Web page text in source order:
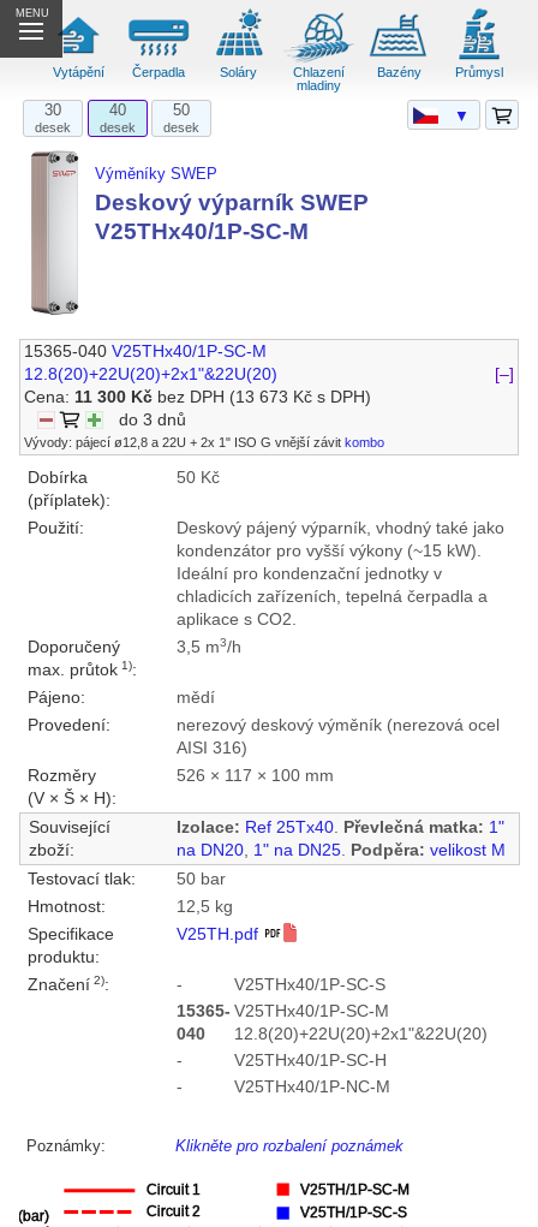
MENU
Vytápění Čerpadla Soláry
Chlazení
mladiny
Bazény Průmysl
30
desek
40
desek
50
desek
Výměníky SWEP
Deskový výparník SWEP
V25THx40/1P-SC-M
15365-040 V25THx40/1P-SC-M
12.8(20)+22U(20)+2x1"&22U(20)
[–]
Cena: 11 300 Kč bez DPH (13 673 Kč s DPH)
do 3 dnů
Vývody: pájecí ø12,8 a 22U + 2x 1" ISO G vnější závitkombo
Dobírka
(příplatek):
50 Kč
Použití:
Deskový pájený výparník, vhodný také jako
kondenzátor pro vyšší výkony (~15 kW).
Ideální pro kondenzační jednotky v
chladicích zařízeních, tepelná čerpadla a
aplikace s CO2.
Doporučený
max. průtok1):
3,5 m3/h
Pájeno:
mědí
Provedení:
nerezový deskový výměník (nerezová ocel
AISI 316)
Rozměry
(V × Š × H):
526 × 117 × 100 mm
Související
zboží:
Izolace: Ref 25Tx40. Převlečná matka: 1"
na DN20, 1" na DN25. Podpěra: velikost M
Testovací tlak:
50 bar
Hmotnost:
12,5 kg
Specifikace
produktu:
V25TH.pdf
Značení2): -
V25THx40/1P-SC-S
15365-
040
V25THx40/1P-SC-M
12.8(20)+22U(20)+2x1"&22U(20)
-
V25THx40/1P-SC-H
-
V25THx40/1P-NC-M
Poznámky: Klikněte pro rozbalení poznámek
▼